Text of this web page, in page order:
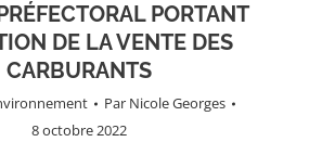
PORTANT
DE LA VENTE DES
CARBURANTS
Par Nicole Georges
8 octobre 2022